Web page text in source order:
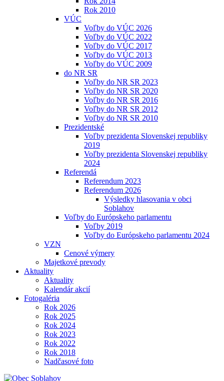
Rok 2010
VÚC
Voľby do VÚC 2026
Voľby do VÚC 2022
Voľby do VÚC 2017
Voľby do VÚC 2013
Voľby do VÚC 2009
do NR SR
Voľby do NR SR 2023
Voľby do NR SR 2020
Voľby do NR SR 2016
Voľby do NR SR 2012
Voľby do NR SR 2010
Prezidentské
Voľby prezidenta Slovenskej republiky
2019
Voľby prezidenta Slovenskej republiky
2024
Referendá
Referendum 2023
Referendum 2026
Výsledky hlasovania v obci
Soblahov
Voľby do Európskeho parlamentu
Voľby 2019
Voľby do Európskeho parlamentu 2024
VZN
Cenové výmery
Majetkové prevody
Aktuality
Aktuality
Kalendár akcií
Fotogaléria
Rok 2026
Rok 2025
Rok 2024
Rok 2023
Rok 2022
Rok 2018
Nadčasové foto